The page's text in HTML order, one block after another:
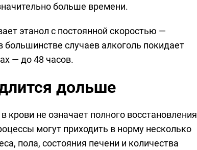
больше времени.
этанол с постоянной скоростью —
случаев алкоголь покидает
— до 48 часов.
дольше
крови не означает полного восстановления
могут приходить в норму несколько
пола, состояния печени и количества